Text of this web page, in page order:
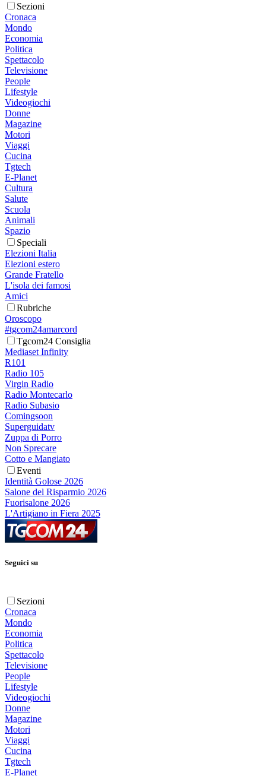
Sezioni
Cronaca
Mondo
Economia
Politica
Spettacolo
Televisione
People
Lifestyle
Videogiochi
Donne
Magazine
Motori
Viaggi
Cucina
Tgtech
E-Planet
Cultura
Salute
Scuola
Animali
Spazio
Speciali
Elezioni Italia
Elezioni estero
Grande Fratello
L'isola dei famosi
Amici
Rubriche
Oroscopo
#tgcom24amarcord
Tgcom24 Consiglia
Mediaset Infinity
R101
Radio 105
Virgin Radio
Radio Montecarlo
Radio Subasio
Comingsoon
Superguidatv
Zuppa di Porro
Non Sprecare
Cotto e Mangiato
Eventi
Identità Golose 2026
Salone del Risparmio 2026
Fuorisalone 2026
L'Artigiano in Fiera 2025
Seguici su
Sezioni
Cronaca
Mondo
Economia
Politica
Spettacolo
Televisione
People
Lifestyle
Videogiochi
Donne
Magazine
Motori
Viaggi
Cucina
Tgtech
E-Planet